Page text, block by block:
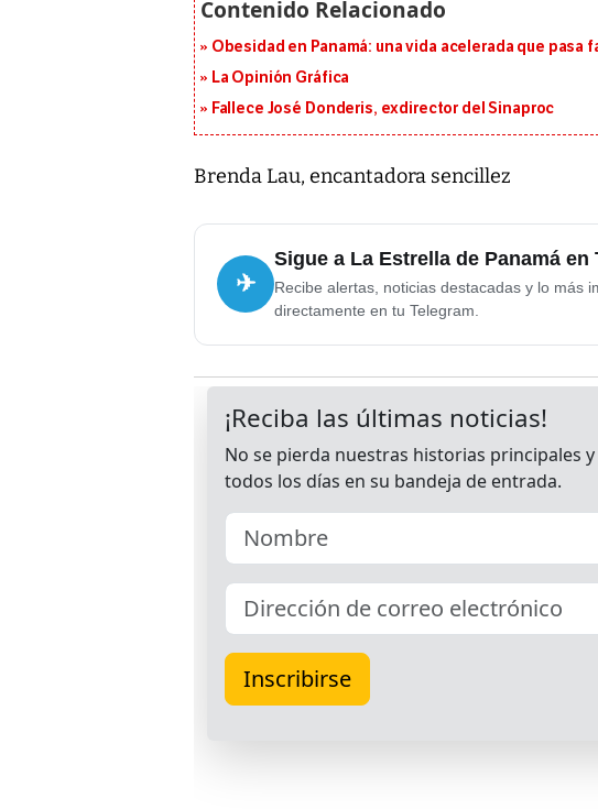
Obesidad en Panamá: una vida acelerada que pasa
La Opinión Gráfica
Fallece José Donderis, exdirector del Sinaproc
Brenda Lau, encantadora sencillez
✈
Sigue a La Estrella de Panamá en
Recibe alertas, noticias destacadas y lo más
directamente en tu Telegram.